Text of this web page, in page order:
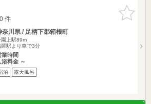
お気に入
りに追加
件
奈川県 / 足柄下郡箱根町
園上駅89m
羅駅より車で3分
業時間
浴料金 ～
泊 露天風呂